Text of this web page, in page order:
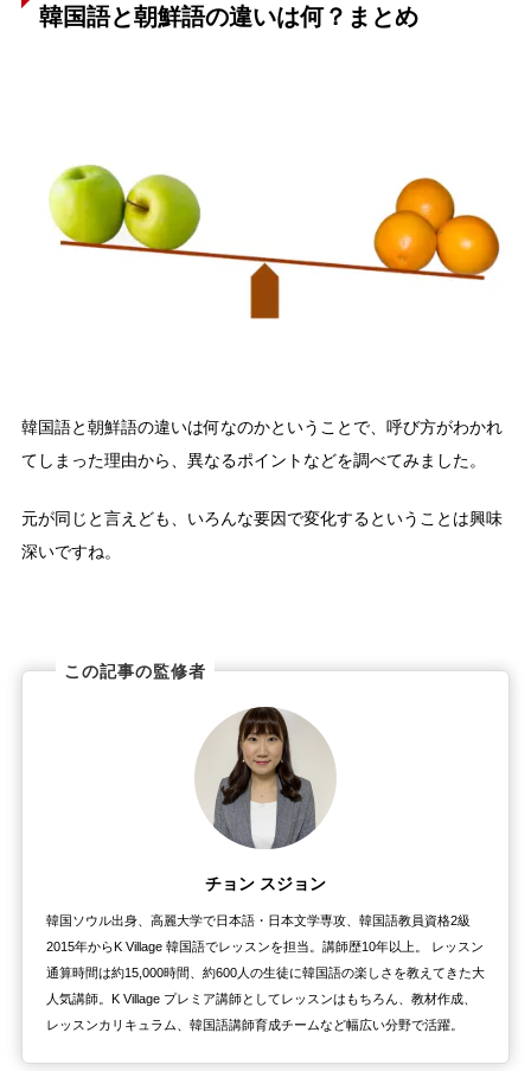
韓国語と朝鮮語の違いは何？まとめ
韓国語と朝鮮語の違いは何なのかということで、呼び方がわかれ
てしまった理由から、異なるポイントなどを調べてみました。
元が同じと言えども、いろんな要因で変化するということは興味
深いですね。
この記事の監修者
チョン スジョン
韓国ソウル出身、高麗大学で日本語・日本文学専攻、韓国語教員資格2級
2015年からK Village 韓国語でレッスンを担当。講師歴10年以上。 レッスン
通算時間は約15,000時間、約600人の生徒に韓国語の楽しさを教えてきた大
人気講師。K Village プレミア講師としてレッスンはもちろん、教材作成、
レッスンカリキュラム、韓国語講師育成チームなど幅広い分野で活躍。